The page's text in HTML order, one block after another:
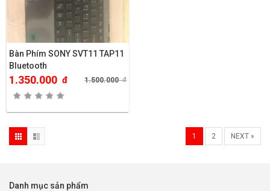
Bàn Phím SONY SVT11 TAP11
Bluetooth
1.350.000 đ 1.500.000đ
1 2 NEXT »
Danh mục sản phẩm